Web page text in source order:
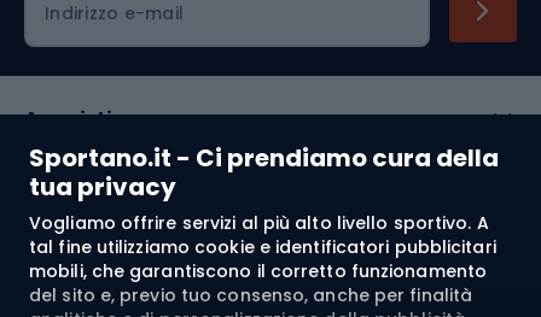
Sportano.it - Ci prendiamo cura della
tua privacy
Vogliamo offrire servizi al più alto livello sportivo. A
tal fine utilizziamo cookie e identificatori pubblicitari
mobili, che garantiscono il corretto funzionamento
del sito e, previo tuo consenso, anche per finalità
Indirizzo e-mail
Acquisti
Servizio clienti
Regolamento
Chi siamo